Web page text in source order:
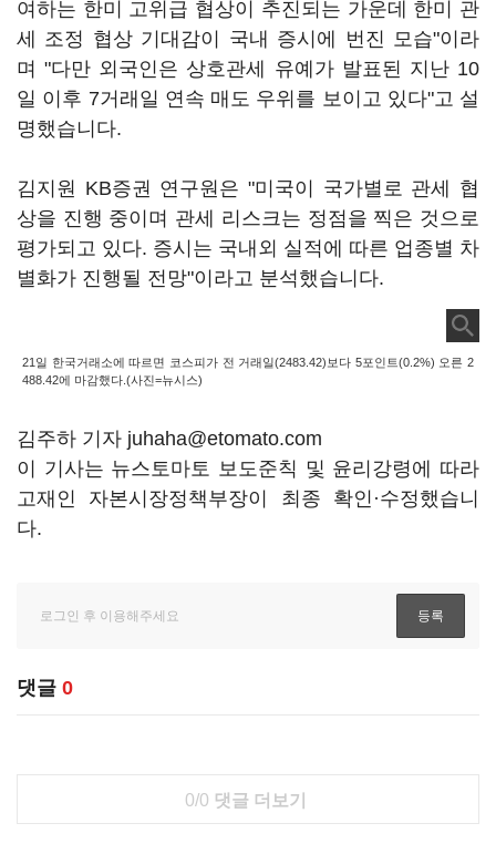
여하는 한미 고위급 협상이 추진되는 가운데 한미 관
세 조정 협상 기대감이 국내 증시에 번진 모습"이라
며 "다만 외국인은 상호관세 유예가 발표된 지난 10
일 이후 7거래일 연속 매도 우위를 보이고 있다"고 설
명했습니다.
김지원 KB증권 연구원은 "미국이 국가별로 관세 협
상을 진행 중이며 관세 리스크는 정점을 찍은 것으로
평가되고 있다. 증시는 국내외 실적에 따른 업종별 차
별화가 진행될 전망"이라고 분석했습니다.
21일 한국거래소에 따르면 코스피가 전 거래일(2483.42)보다 5포인트(0.2%) 오른 2
488.42에 마감했다.(사진=뉴시스)
김주하 기자 juhaha@etomato.com
이 기사는 뉴스토마토 보도준칙 및 윤리강령에 따라
고재인 자본시장정책부장이 최종 확인·수정했습니
다.
댓글 0
0/0 댓글 더보기